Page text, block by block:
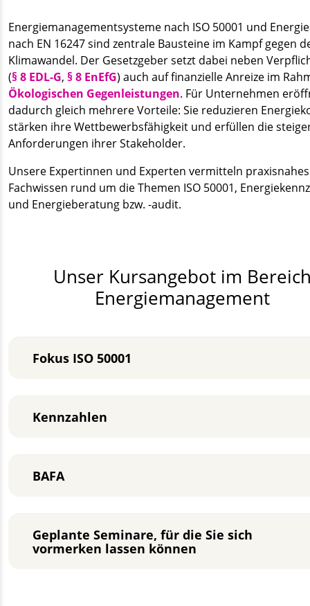
Energie­management­systeme nach ISO 50001 und
nach EN 16247 sind zentrale Bausteine im Kampf gegen
Klimawandel. Der Gesetzgeber setzt dabei neben
(§ 8 EDL-G, § 8 EnEfG) auch auf finanzielle Anreize im
Ökologischen Gegenleistungen. Für Unternehmen
dadurch gleich mehrere Vorteile: Sie reduzieren
stärken ihre Wettbewerbsfähigkeit und erfüllen die
Anforderungen ihrer Stakeholder.
Unsere Expertinnen und Experten vermitteln praxisnahes
Fachwissen rund um die Themen ISO 50001,
und Energieberatung bzw. -audit.
Unser Kursangebot im
Energiemanagement
Fokus ISO 50001
Kennzahlen
BAFA
Geplante Seminare, für die Sie sich
vormerken lassen können